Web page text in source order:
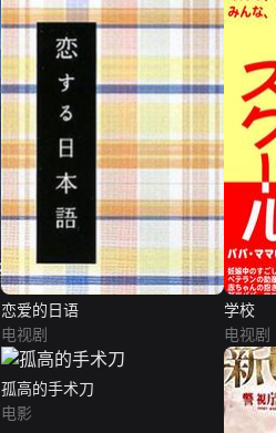
恋爱的日语
电视剧
学校
电视剧
孤高的手术刀
电影